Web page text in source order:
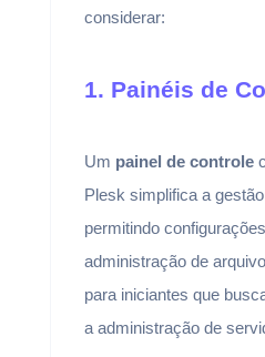
considerar:
1. Painéis de
Um painel de controle
Plesk simplifica a
permitindo
administração de
para iniciantes que
a administração de